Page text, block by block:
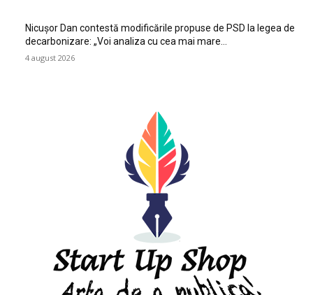
Nicușor Dan contestă modificările propuse de PSD la legea de
decarbonizare: „Voi analiza cu cea mai mare…
4 august 2026